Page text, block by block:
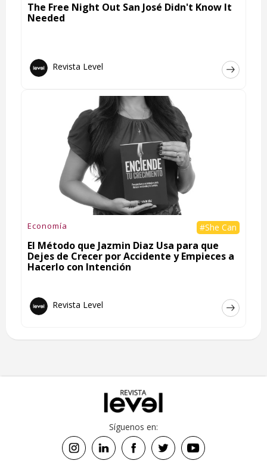
The Free Night Out San José Didn't Know It
Needed
Revista Level
Economía #She Can
El Método que Jazmin Diaz Usa para que
Dejes de Crecer por Accidente y Empieces a
Hacerlo con Intención
Revista Level
Síguenos en: